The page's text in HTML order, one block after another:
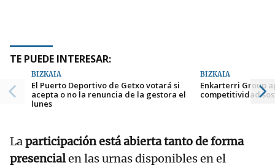
TE PUEDE INTERESAR:
BIZKAIA
El Puerto Deportivo de Getxo votará si
acepta o no la renuncia de la gestora el
lunes
BIZKAIA
Enkarterri Group
competitividad
Laparticipación está abierta tanto de forma
presencialen las urnas disponibles en el